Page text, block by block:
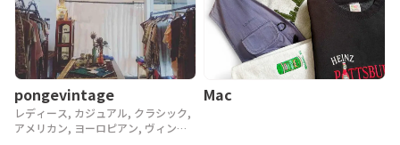
pongevintage
レディース, カジュアル, クラシック,
アメリカン, ヨーロピアン, ヴィンテ
Mac